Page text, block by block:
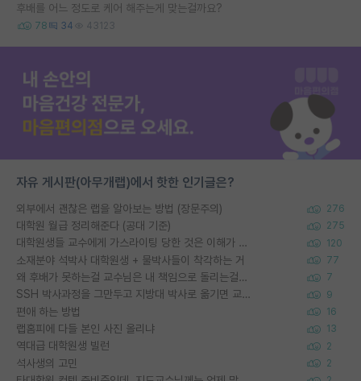
후배를 어느 정도로 케어 해주는게 맞는걸까요?
78 34 43123
자유 게시판(아무개랩)에서 핫한 인기글은?
외부에서 괜찮은 랩을 알아보는 방법 (장문주의) 276
대학원 월급 정리해준다 (공대 기준) 275
대학원생들 교수에게 가스라이팅 당한 것은 이해가 갑니다. 안타깝네요. 120
소재분야 석박사 대학원생 + 물박사들이 착각하는 거 77
왜 후배가 못하는걸 교수님은 내 책임으로 돌리는걸까요? 7
SSH 박사과정을 그만두고 지방대 박사로 옮기면 교수의 꿈은 끝일까요? 9
편애 하는 방법 16
랩홈피에 다들 본인 사진 올리냐 13
역대급 대학원생 빌런 2
석사생의 고민 2